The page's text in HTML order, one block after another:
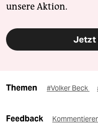
unsere Aktion.
Jetzt
Themen #Volker Beck
Feedback